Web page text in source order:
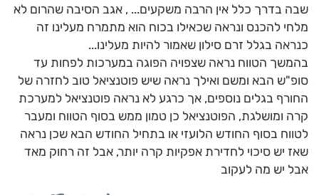
שבה בדרך כלל אין הרבה משקעים... , אגב הסיבה שהרום לא
מלחי להכנס ונראה שכאילו בכוח הוא מתמרח מעלינו זה
כנראה בגלל זרם סילון שאמור להיות מעלינו...
בהמשך הטווח נראה שצפויה הפוגה במערכות לפחות עד
סופ"ש הבא ומשם ואילך נראה שיש פוטנציאל טוב לחזרה של
החורף בגלים נוספים, אך כרגע לא נראה פוטנציאל למערכת
קרה ומושלגת, הפוטנציאל כן טמון ממש בסוף הטווח ומעבר
לטווח בסוף החודש הלועזי או בתחיל החודש הבא שכן נראה
שאז יש סיכוי לחדירת אפקיות קרה יותר, אבל זה רחוק מאד
אבל יש מה לעקוב